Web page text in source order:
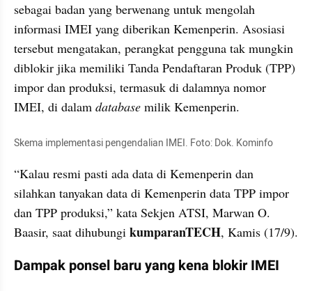
sebagai badan yang berwenang untuk mengolah
informasi IMEI yang diberikan Kemenperin. Asosiasi
tersebut mengatakan, perangkat pengguna tak mungkin
diblokir jika memiliki Tanda Pendaftaran Produk (TPP)
impor dan produksi, termasuk di dalamnya nomor
IMEI, di dalam database milik Kemenperin.
Skema implementasi pengendalian IMEI. Foto: Dok. Kominfo
“Kalau resmi pasti ada data di Kemenperin dan
silahkan tanyakan data di Kemenperin data TPP impor
Baasir, saat dihubungi kumparanTECH, Kamis (17/9).
Dampak ponsel baru yang kena blokir IMEI